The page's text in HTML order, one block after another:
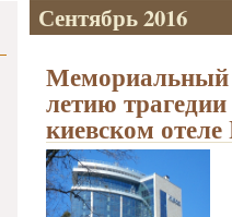
Сентябрь 2016
Мемориальный
летию
киевском